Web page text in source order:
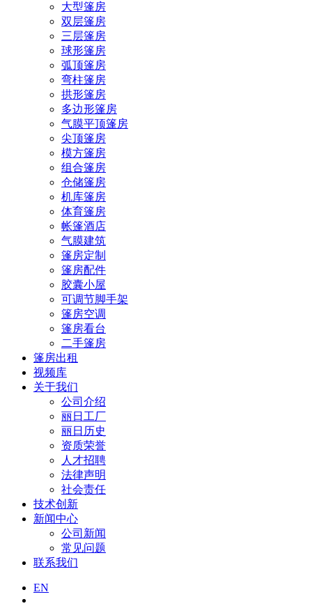
大型篷房
双层篷房
三层篷房
球形篷房
弧顶篷房
弯柱篷房
拱形篷房
多边形篷房
气膜平顶篷房
尖顶篷房
模方篷房
组合篷房
仓储篷房
机库篷房
体育篷房
帐篷酒店
气膜建筑
篷房定制
篷房配件
胶囊小屋
可调节脚手架
篷房空调
篷房看台
二手篷房
篷房出租
视频库
关于我们
公司介绍
丽日工厂
丽日历史
资质荣誉
人才招聘
法律声明
社会责任
技术创新
新闻中心
公司新闻
常见问题
联系我们
EN